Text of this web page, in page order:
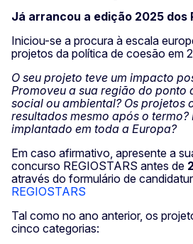
Já arrancou a edição 2025 dos
Iniciou-se a procura à escala
projetos da política de coesão em
O seu projeto teve um impacto
Promoveu a sua região do ponto
social ou ambiental? Os projetos
resultados mesmo após o termo?
implantado em toda a Europa?
Em caso afirmativo, apresente a
concurso REGIOSTARS antes de
através do formulário de
REGIOSTARS
Tal como no ano anterior, os
cinco categorias: